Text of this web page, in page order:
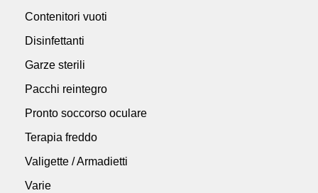
Contenitori vuoti
Disinfettanti
Garze sterili
Pacchi reintegro
Pronto soccorso oculare
Terapia freddo
Valigette / Armadietti
Varie